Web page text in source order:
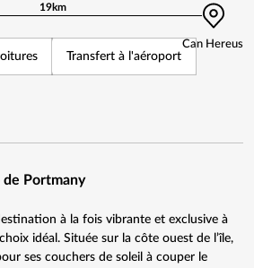
19km
Can Hereus
Transfert à l'aéroport
de Portmany
à la fois vibrante et exclusive à
idéal. Située sur la côte ouest de l’île,
ses couchers de soleil à couper le